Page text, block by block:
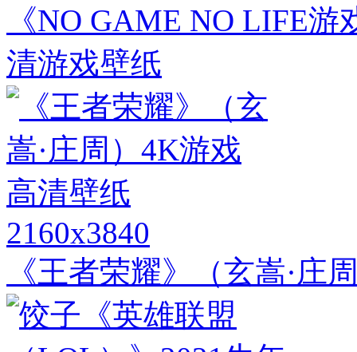
《NO GAME NO LIFE
清游戏壁纸
2160x3840
《王者荣耀》（玄嵩·庄